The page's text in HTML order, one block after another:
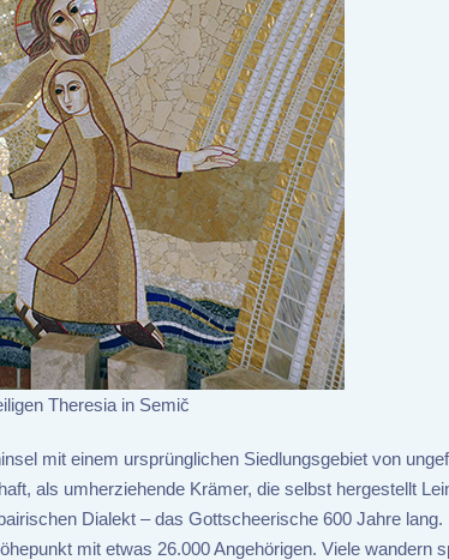
Theresia in Semič
mit einem ursprünglichen Siedlungsgebiet von
als umherziehende Krämer, die selbst hergestellt
Dialekt – das Gottscheerische 600 Jahre lang.
mit etwas 26.000 Angehörigen. Viele wandern